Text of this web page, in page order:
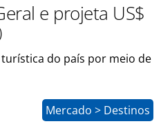
e projeta US$
do país por meio de
Mercado > Destinos